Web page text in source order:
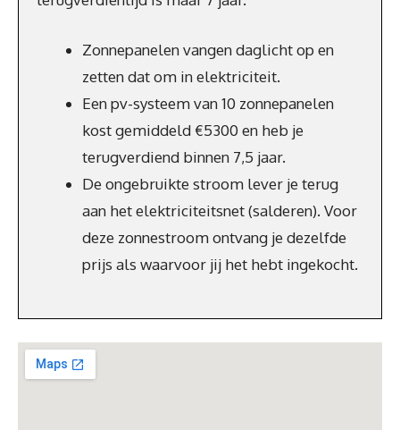
Zonnepanelen vangen daglicht op en
zetten dat om in elektriciteit.
Een pv-systeem van 10 zonnepanelen
kost gemiddeld €5300 en heb je
terugverdiend binnen 7,5 jaar.
De ongebruikte stroom lever je terug
aan het elektriciteitsnet (salderen). Voor
deze zonnestroom ontvang je dezelfde
prijs als waarvoor jij het hebt ingekocht.